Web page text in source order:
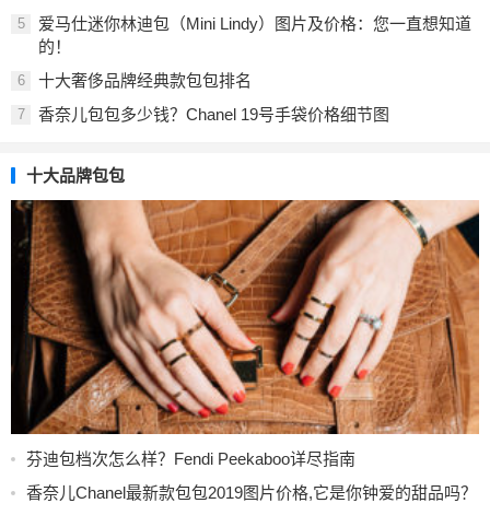
5
爱马仕迷你林迪包（Mini Lindy）图片及价格：您一直想知道
的！
6 十大奢侈品牌经典款包包排名
7 香奈儿包包多少钱？Chanel 19号手袋价格细节图
十大品牌包包
芬迪包档次怎么样？Fendi Peekaboo详尽指南
香奈儿Chanel最新款包包2019图片价格,它是你钟爱的甜品吗？